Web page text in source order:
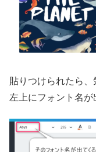
貼りつけられたら、
左上にフォント名が